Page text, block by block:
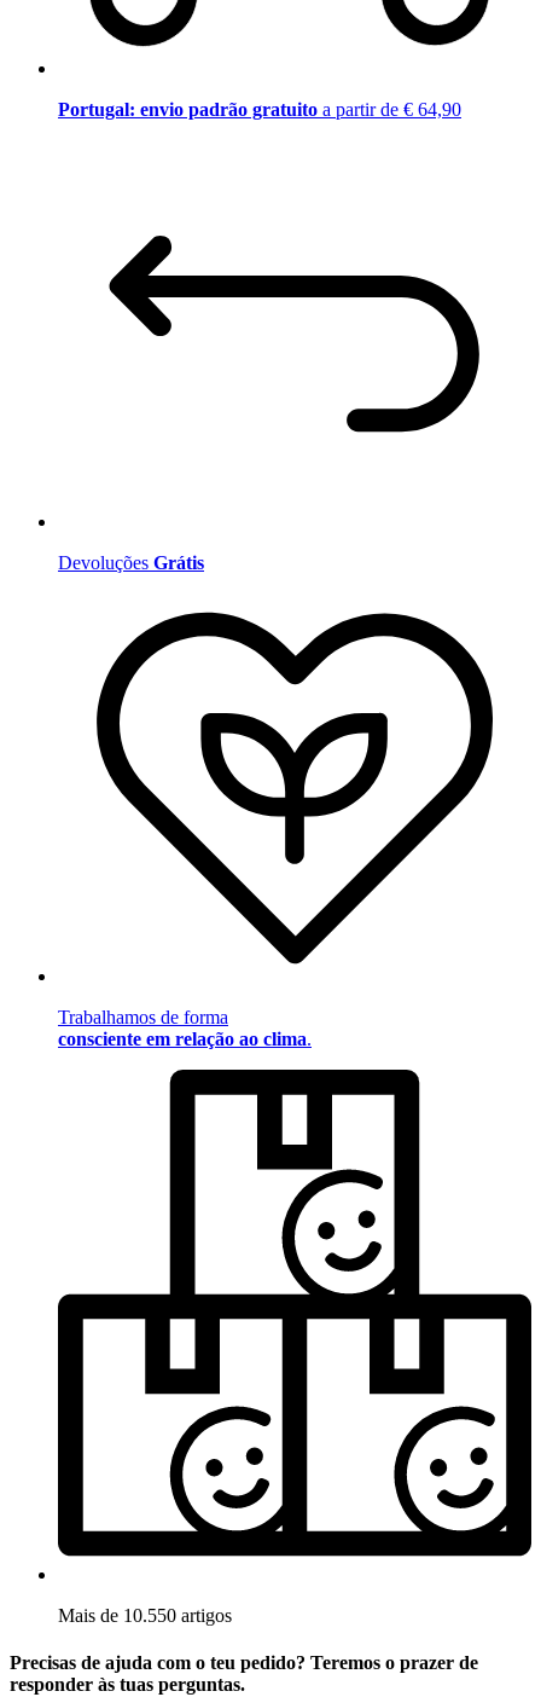
Portugal: envio padrão gratuito a partir de € 64,90
Devoluções Grátis
Trabalhamos de forma
consciente em relação ao clima.
Mais de 10.550 artigos
Precisas de ajuda com o teu pedido? Teremos o prazer de
responder às tuas perguntas.